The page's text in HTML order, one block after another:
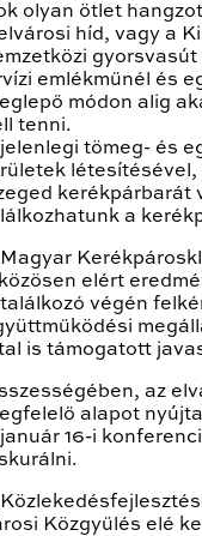
olyan ötlet
híd, vagy a
emlékműnél és
módon alig
tenni.
tömeg- és
létesítésével,
kerékpárbarát
a
elért
végén
is támogatott
az
alapot
16-i
Közgyűlés elé